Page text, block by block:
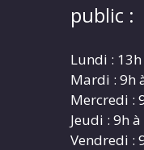
public :
Lundi :
Mardi : 9h
Mercredi :
Jeudi : 9h
Vendredi :